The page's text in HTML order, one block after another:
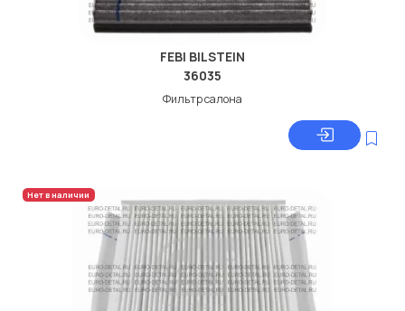
FEBI BILSTEIN
36035
Фильтр салона
Нет в наличии